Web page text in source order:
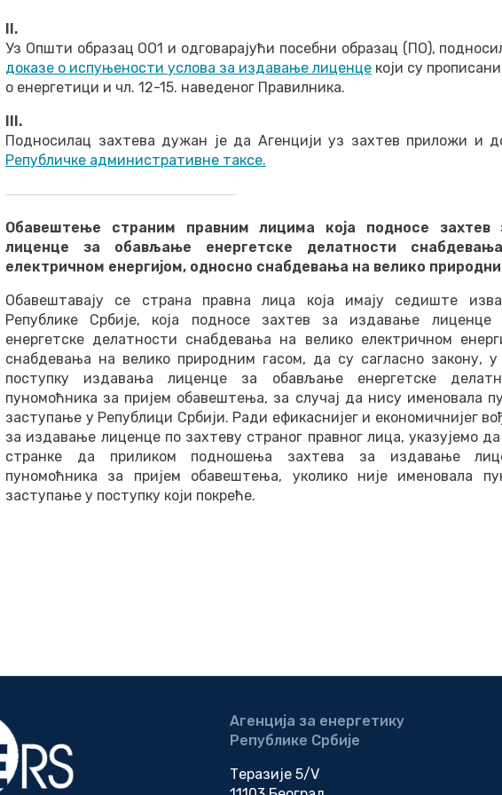
II.
Уз Општи образац ОО1 и одговарајући посебни образац (ПО),
доказе о испуњености услова за издавање лиценце који су
о енергетици и чл. 12-15. наведеног Правилника.
III.
Подносилац захтева дужан је да Агенцији уз захтев приложи и
Републичке административне таксе.
Обавештење страним правним лицима која подносе захтев
лиценце за обављање енергетске делатности
електричном енергијом, односно снабдевања на велико
Обавештавају се страна правна лица која имају седиште
Републике Србије, која подносе захтев за издавање
енергетске делатности снабдевања на велико електричном
снабдевања на велико природним гасом, да су сагласно закону,
поступку издавања лиценце за обављање енергетске
пуномоћника за пријем обавештења, за случај да нису именовала
заступање у Републици Србији. Ради ефикаснијег и економичнијег
за издавање лиценце по захтеву страног правног лица, указујемо
странке да приликом подношења захтева за издавање
пуномоћника за пријем обавештења, уколико није именовала
заступање у поступку који покреће.
Агенција за енергетику
Републике Србије
Теразије 5/V